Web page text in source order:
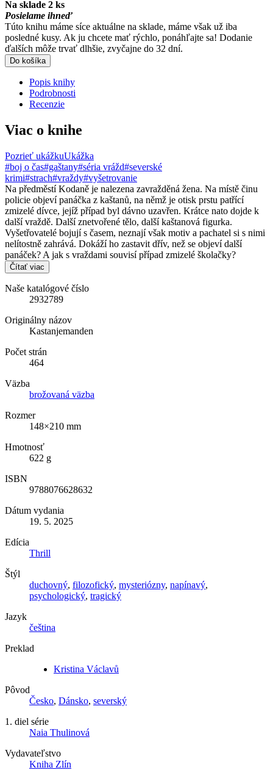
Na sklade 2 ks
Posielame ihneď
Túto knihu máme síce aktuálne na sklade, máme však už iba
posledné kusy. Ak ju chcete mať rýchlo, ponáhľajte sa! Dodanie
ďalších môže trvať dlhšie, zvyčajne do 32 dní.
Do košíka
Popis knihy
Podrobnosti
Recenzie
Viac o knihe
Pozrieť ukážkuUkážka
#boj o čas#gaštany#séria vrážd#severské
krimi#strach#vraždy#vyšetrovanie
Na předměstí Kodaně je nalezena zavražděná žena. Na místě činu
policie objeví panáčka z kaštanů, na němž je otisk prstu patřící
zmizelé dívce, jejíž případ byl dávno uzavřen. Krátce nato dojde k
další vraždě. Další znetvořené tělo, další kaštanová figurka.
Vyšetřovatelé bojují s časem, neznají však motiv a pachatel si s nimi
nelítostně zahrává. Dokáží ho zastavit dřív, než se objeví další
panáček? A jak s vraždami souvisí případ zmizelé školačky?
Čítať viac
Naše katalógové číslo
2932789
Originálny názov
Kastanjemanden
Počet strán
464
Väzba
brožovaná väzba
Rozmer
148×210 mm
Hmotnosť
622 g
ISBN
9788076628632
Dátum vydania
19. 5. 2025
Edícia
Thrill
Štýl
duchovný, filozofický, mysteriózny, napínavý,
psychologický, tragický
Jazyk
čeština
Preklad
Kristina Václavů
Pôvod
Česko, Dánsko, severský
1. diel série
Naia Thulinová
Vydavateľstvo
Kniha Zlín